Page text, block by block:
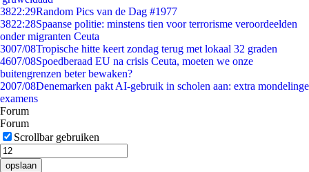
3822:29Random Pics van de Dag #1977
3822:28Spaanse politie: minstens tien voor terrorisme veroordeelden
onder migranten Ceuta
3007/08Tropische hitte keert zondag terug met lokaal 32 graden
4607/08Spoedberaad EU na crisis Ceuta, moeten we onze
buitengrenzen beter bewaken?
2007/08Denemarken pakt AI-gebruik in scholen aan: extra mondelinge
examens
Forum
Forum
Scrollbar gebruiken
opslaan